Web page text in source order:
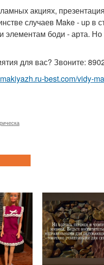
акциях,
случаев Make - up в
боди - арта. Но
для вас? Звоните:
best.com/vidy-